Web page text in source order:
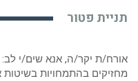
תניית פטור
אורח/ת יקר/ה, אנא שים/י
מחזיקים בהתמחויות בשיטות